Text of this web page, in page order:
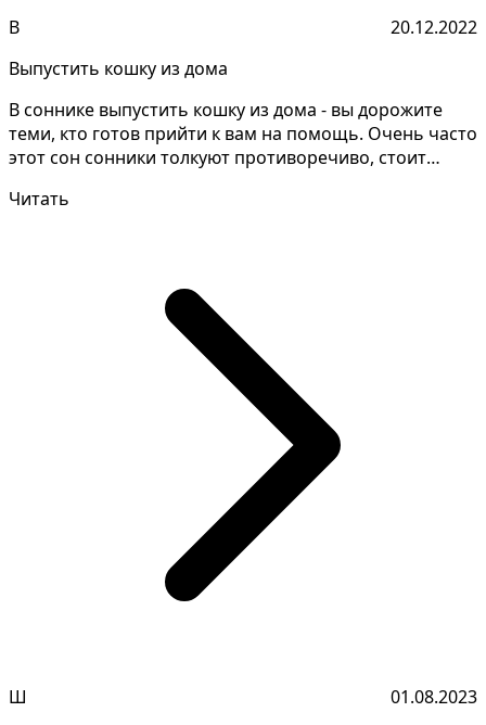
В
20.12.2022
Выпустить кошку из дома
В соннике выпустить кошку из дома - вы дорожите
теми, кто готов прийти к вам на помощь. Очень часто
этот сон сонники толкуют противоречиво, стоит
Читать
Ш
01.08.2023